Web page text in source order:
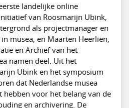
landelijke online
van Roosmarijn Ubink,
als projectmanager en
musea, en Maarten Heerlien,
en Archief van het
namen deel. Uit het
Ubink en het symposium
dat Nederlandse musea
hebben voor het belang van de
en archivering. De